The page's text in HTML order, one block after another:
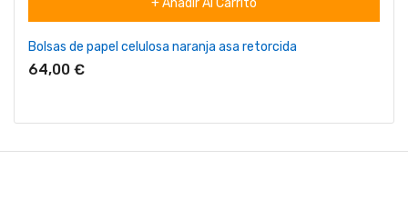
+ Añadir Al Carrito
Bolsas de papel celulosa naranja asa retorcida
64,00 €